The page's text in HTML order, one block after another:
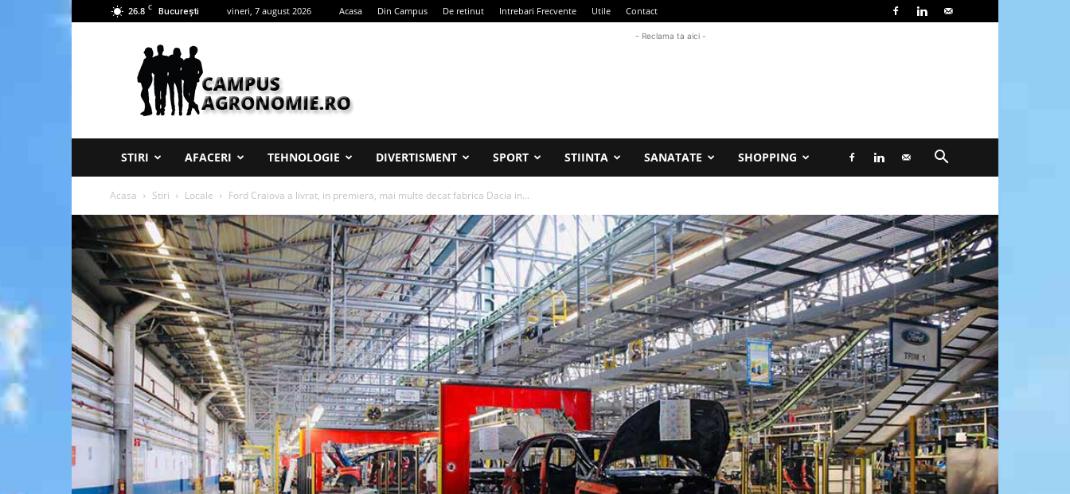
26.8 C București vineri, 7 august 2026 Acasa Din Campus De retinut Intrebari Frecvente Utile Contact
Campus
Agronomie
- Reclama ta aici -
STIRI AFACERI TEHNOLOGIE DIVERTISMENT SPORT STIINTA SANATATE SHOPPING
Acasa Stiri Locale Ford Craiova a livrat, in premiera, mai multe decat fabrica Dacia in...